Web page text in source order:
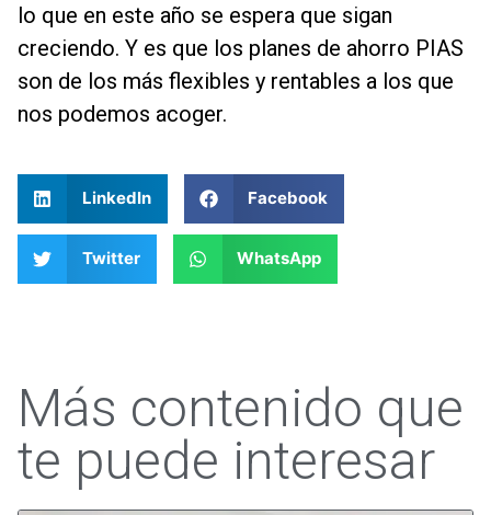
lo que en este año se espera que sigan
creciendo. Y es que los planes de ahorro PIAS
son de los más flexibles y rentables a los que
nos podemos acoger.
LinkedIn Facebook
Twitter WhatsApp
Más contenido que
te puede interesar